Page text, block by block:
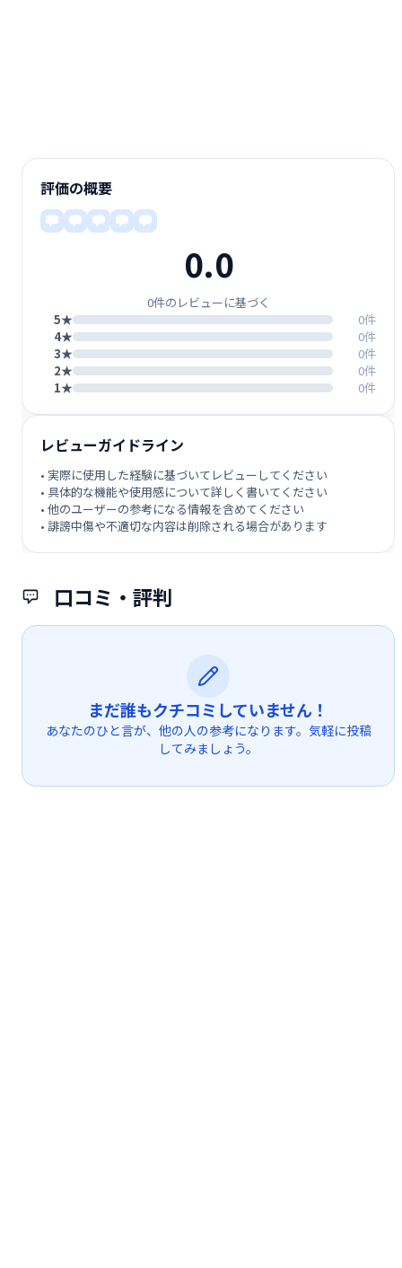
口コミ・評判
まだ誰もクチコミしていません！
あなたのひと言が、他の人の参考になります。気軽に投稿
してみましょう。
評価の概要
0.0
0件のレビューに基づく
5★
0件
4★
0件
3★
0件
2★
0件
1★
0件
レビューガイドライン
• 実際に使用した経験に基づいてレビューしてください
• 具体的な機能や使用感について詳しく書いてください
• 他のユーザーの参考になる情報を含めてください
• 誹謗中傷や不適切な内容は削除される場合があります